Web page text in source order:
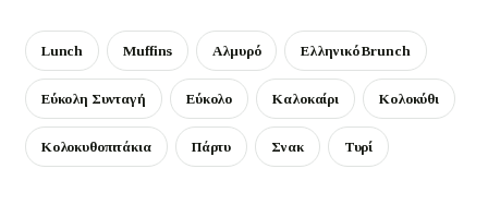
Lunch Muffins Αλμυρό Ελληνικό Brunch
Εύκολη Συνταγή Εύκολο Καλοκαίρι Κολοκύθι
Κολοκυθοπιτάκια Πάρτυ Σνακ Τυρί